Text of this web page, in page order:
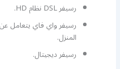
رسيفر DSL نظام HD.
رسيفر واي فاي يتعامل
المنزل.
رسيفر ديجيتال.